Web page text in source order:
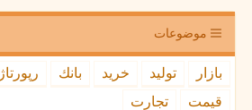
موضوعات
بازار تولید خرید بانك رپورتاژ
قیمت
تجارت